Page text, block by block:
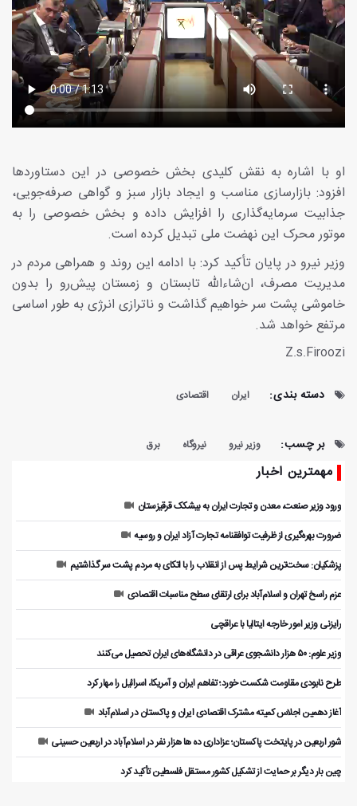
او با اشاره به نقش کلیدی بخش خصوصی در این دستاوردها
افزود: بازارسازی مناسب و ایجاد بازار سبز و گواهی صرفه‌جویی،
جذابیت سرمایه‌گذاری را افزایش داده و بخش خصوصی را به
موتور محرک این نهضت ملی تبدیل کرده است.
وزیر نیرو در پایان تأکید کرد: با ادامه این روند و همراهی مردم در
مدیریت مصرف، ان‌شاءالله تابستان و زمستان پیش‌رو را بدون
خاموشی پشت سر خواهیم گذاشت و ناترازی انرژی به طور اساسی
مرتفع خواهد شد.
Z.s.Firoozi
دسته بندی: ایران اقتصادی
بر چسب: وزیر نیرو نیروگاه برق
مهمترین اخبار
ورود وزیر صنعت، معدن و تجارت ایران به بیشکک قرقیزستان
ضرورت بهره‌گیری از ظرفیت توافقنامه تجارت آزاد ایران و روسیه
پزشکیان: سخت‌ترین شرایط پس از انقلاب را با اتکای به مردم پشت سر گذاشتیم
عزم راسخ تهران و اسلام‌آباد برای ارتقای سطح مناسبات اقتصادی
رایزنی وزیر امور خارجه ایتالیا با عراقچی
وزیر علوم: ۵۰ هزار دانشجوی عراقی در دانشگاه‌های ایران تحصیل می‌کنند
طرح نابودی مقاومت شکست خورد؛ تفاهم ایران و آمریکا، اسرائیل را مهار کرد
آغاز دهمین اجلاس کمیته مشترک اقتصادی ایران و پاکستان در اسلام‌آباد
شور اربعین در پایتخت پاکستان؛ عزاداری ده ها هزار نفر در اسلام‌آباد در اربعین حسینی
چین بار دیگر بر حمایت از تشکیل کشور مستقل فلسطین تأکید کرد